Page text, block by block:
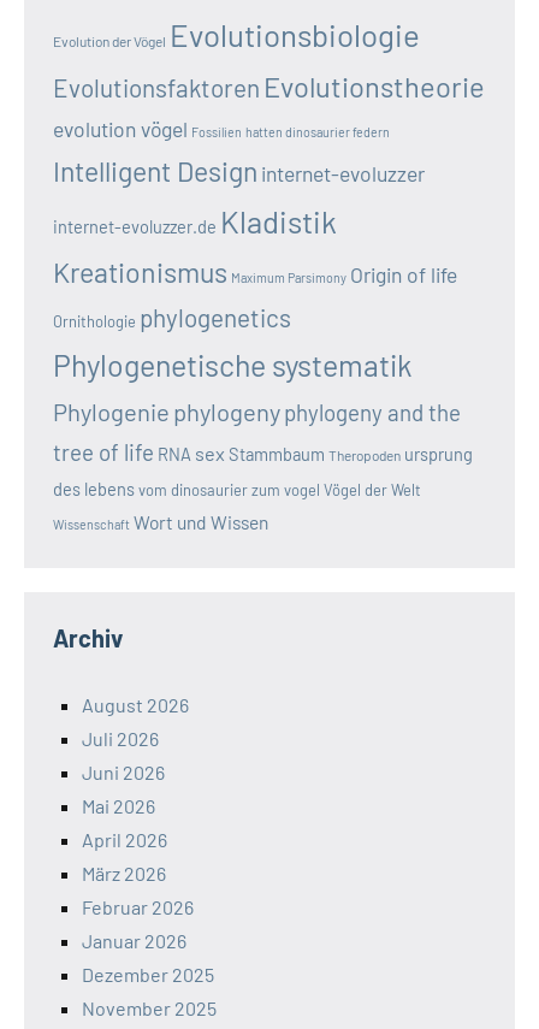
Evolution der Vögel Evolutionsbiologie
Evolutionsfaktoren Evolutionstheorie
evolution vögel Fossilien hatten dinosaurier federn
Intelligent Design internet-evoluzzer
internet-evoluzzer.de Kladistik
Kreationismus Maximum Parsimony Origin of life
Ornithologie phylogenetics
Phylogenetische systematik
Phylogenie phylogenyphylogeny and the
tree of life RNA sex Stammbaum Theropoden ursprung
des lebensvom dinosaurier zum vogel Vögel der Welt
Wissenschaft Wort und Wissen
Archiv
August 2026
Juli 2026
Juni 2026
Mai 2026
April 2026
März 2026
Februar 2026
Januar 2026
Dezember 2025
November 2025